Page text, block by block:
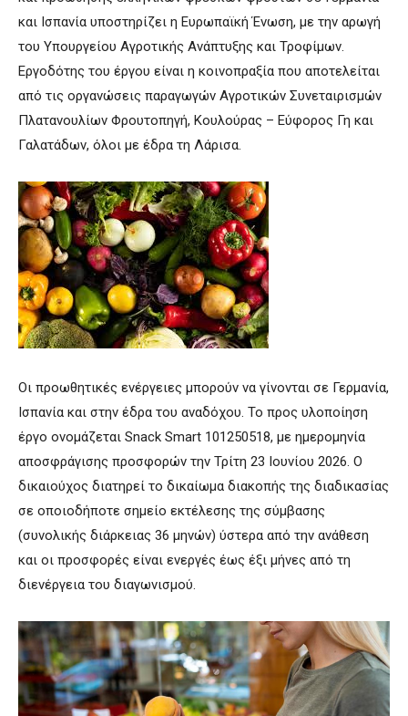
και Ισπανία υποστηρίζει η Ευρωπαϊκή Ένωση, με την αρωγή
του Υπουργείου Αγροτικής Ανάπτυξης και Τροφίμων.
Εργοδότης του έργου είναι η κοινοπραξία που αποτελείται
από τις οργανώσεις παραγωγών Αγροτικών Συνεταιρισμών
Πλατανουλίων Φρουτοπηγή, Κουλούρας – Εύφορος Γη και
Γαλατάδων, όλοι με έδρα τη Λάρισα.
Οι προωθητικές ενέργειες μπορούν να γίνονται σε Γερμανία,
Ισπανία και στην έδρα του αναδόχου. Το προς υλοποίηση
έργο ονομάζεται Snack Smart 101250518, με ημερομηνία
αποσφράγισης προσφορών την Τρίτη 23 Ιουνίου 2026. Ο
δικαιούχος διατηρεί το δικαίωμα διακοπής της διαδικασίας
σε οποιοδήποτε σημείο εκτέλεσης της σύμβασης
(συνολικής διάρκειας 36 μηνών) ύστερα από την ανάθεση
και οι προσφορές είναι ενεργές έως έξι μήνες από τη
διενέργεια του διαγωνισμού.